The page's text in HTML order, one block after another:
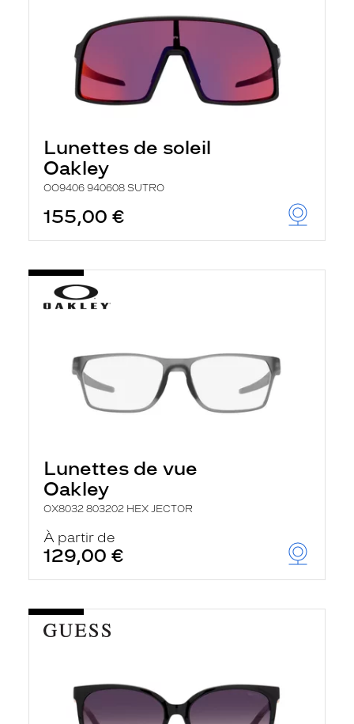
Lunettes de soleil
Oakley
OO9406 940608 SUTRO
155,00 €
Lunettes de vue
Oakley
OX8032 803202 HEX JECTOR
À partir de
129,00 €